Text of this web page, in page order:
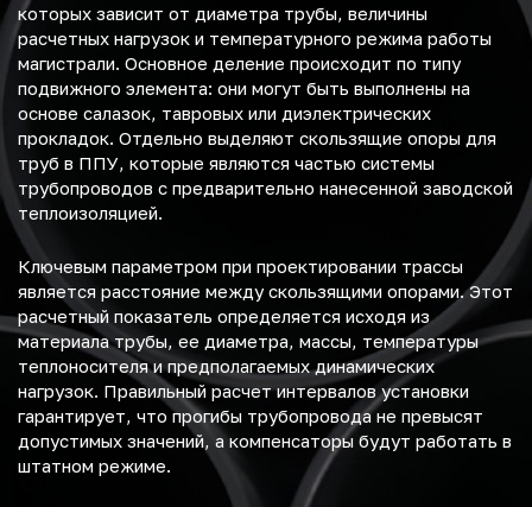
которых зависит от диаметра трубы, величины
расчетных нагрузок и температурного режима работы
магистрали. Основное деление происходит по типу
подвижного элемента: они могут быть выполнены на
основе салазок, тавровых или диэлектрических
прокладок. Отдельно выделяют скользящие опоры для
труб в ППУ, которые являются частью системы
трубопроводов с предварительно нанесенной заводской
теплоизоляцией.
Ключевым параметром при проектировании трассы
является расстояние между скользящими опорами. Этот
расчетный показатель определяется исходя из
материала трубы, ее диаметра, массы, температуры
теплоносителя и предполагаемых динамических
нагрузок. Правильный расчет интервалов установки
гарантирует, что прогибы трубопровода не превысят
допустимых значений, а компенсаторы будут работать в
штатном режиме.